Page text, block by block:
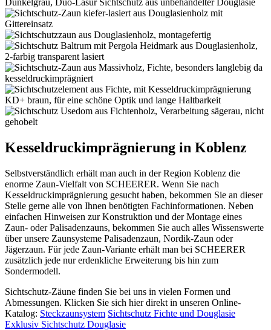
Kesseldruckimprägnierung in Koblenz
Selbstverständlich erhält man auch in der Region Koblenz die
enorme Zaun-Vielfalt von SCHEERER. Wenn Sie nach
Kesseldruckimprägnierung gesucht haben, bekommen Sie an dieser
Stelle gerne alle von Ihnen benötigten Fachinformationen. Neben
einfachen Hinweisen zur Konstruktion und der Montage eines
Zaun- oder Palisadenzauns, bekommen Sie auch alles Wissenswerte
über unsere Zaunsysteme Palisadenzaun, Nordik-Zaun oder
Jägerzaun. Für jede Zaun-Variante erhält man bei SCHEERER
zusätzlich jede nur erdenkliche Erweiterung bis hin zum
Sondermodell.
Sichtschutz-Zäune finden Sie bei uns in vielen Formen und
Abmessungen. Klicken Sie sich hier direkt in unseren Online-
Katalog: Steckzaunsystem Sichtschutz Fichte und Douglasie
Exklusiv Sichtschutz Douglasie